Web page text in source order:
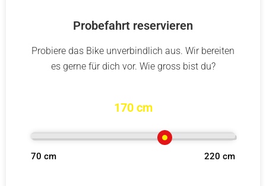
Probefahrt reservieren
Probiere das Bike unverbindlich aus. Wir bereiten
es gerne für dich vor. Wie gross bist du?
170 cm
70 cm 220 cm